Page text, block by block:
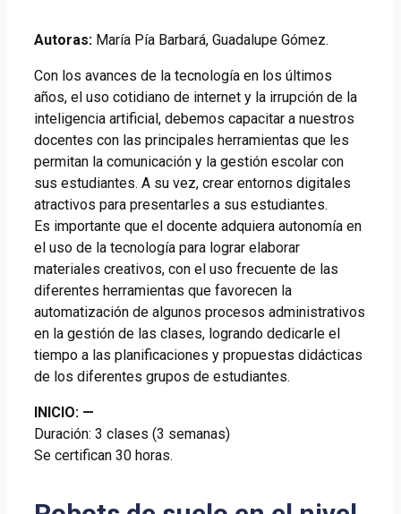
Autoras: María Pía Barbará, Guadalupe Gómez.
Con los avances de la tecnología en los últimos
años, el uso cotidiano de internet y la irrupción de la
inteligencia artificial, debemos capacitar a nuestros
docentes con las principales herramientas que les
permitan la comunicación y la gestión escolar con
sus estudiantes. A su vez, crear entornos digitales
atractivos para presentarles a sus estudiantes.
Es importante que el docente adquiera autonomía en
el uso de la tecnología para lograr elaborar
materiales creativos, con el uso frecuente de las
diferentes herramientas que favorecen la
automatización de algunos procesos administrativos
en la gestión de las clases, logrando dedicarle el
tiempo a las planificaciones y propuestas didácticas
de los diferentes grupos de estudiantes.
INICIO: —
Duración: 3 clases (3 semanas)
Se certifican 30 horas.